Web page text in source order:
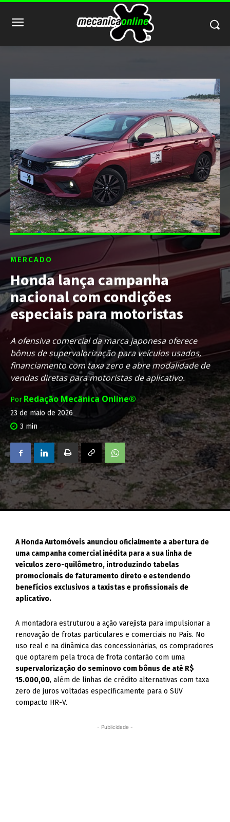
MERCADO
Honda lança campanha
nacional com condições
especiais para motoristas
A ofensiva comercial da marca japonesa oferece
bônus de supervalorização para veículos usados,
financiamento com taxa zero e abre modalidade de
vendas diretas para motoristas de aplicativo.
Por Redação Mecânica Online®
23 de maio de 2026
3 min
A Honda Automóveis anunciou oficialmente a abertura de
uma campanha comercial inédita para a sua linha de
veículos zero-quilômetro, introduzindo tabelas
promocionais de faturamento direto e estendendo
benefícios exclusivos a taxistas e profissionais de
aplicativo.
A montadora estruturou a ação varejista para impulsionar a
renovação de frotas particulares e comerciais no País. No
uso real e na dinâmica das concessionárias, os compradores
que optarem pela troca de frota contarão com uma
supervalorização do seminovo com bônus de até R$
15.000,00, além de linhas de crédito alternativas com taxa
zero de juros voltadas especificamente para o SUV
compacto HR-V.
- Publicidade -